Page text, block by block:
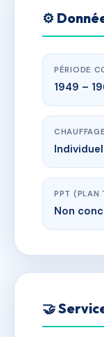
⚙️
PÉRIODE
1949 –
CHAUFFAGE
Individuel
PPT (PLAN
Non
🤝